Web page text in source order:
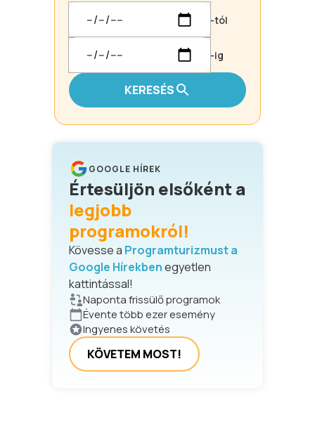
-tól
-ig
KERESÉS
GOOGLE HÍREK
Értesüljön elsőként a
legjobb
programokról!
Kövesse a Programturizmust a
Google Hírekbenegyetlen
kattintással!
Naponta frissülő programok
Évente több ezer esemény
Ingyenes követés
KÖVETEM MOST!